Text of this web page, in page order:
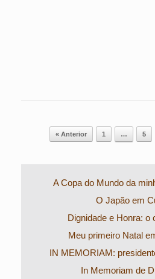
Post navigation
« Anterior 1 … 5
A Copa do Mundo da
O Japão em
Dignidade e Honra: o
Meu primeiro Natal
IN MEMORIAM:
In Memoriam de